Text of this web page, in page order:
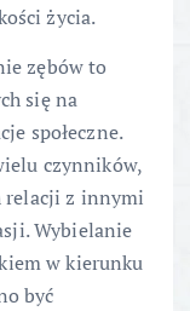
życia.
zębów to
się na
społeczne.
czynników,
relacji z innymi
Wybielanie
w kierunku
być